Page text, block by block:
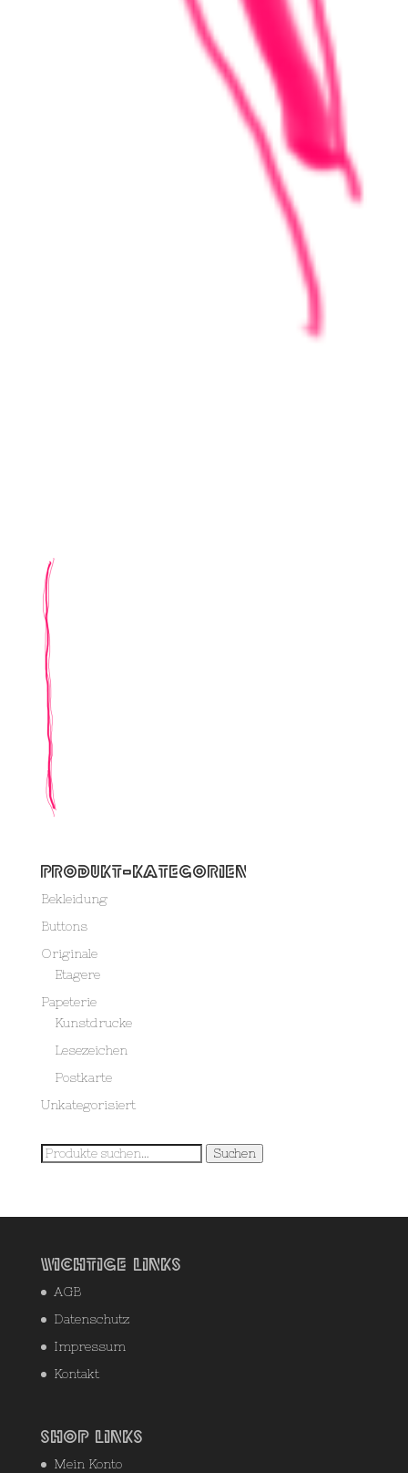
Produkt-Kategorien
Bekleidung
Buttons
Originale
Etagere
Papeterie
Kunstdrucke
Lesezeichen
Postkarte
Unkategorisiert
Suche
Suchen
Wichtige Links
AGB
Datenschutz
Impressum
Kontakt
Shop Links
Mein Konto